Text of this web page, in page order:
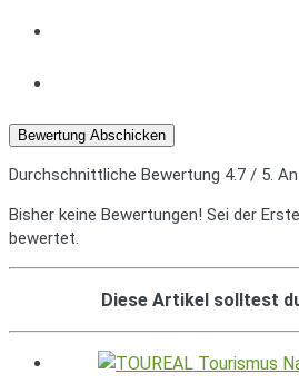
Bewertung Abschicken
Durchschnittliche Bewertung 4.7 / 5.
Bisher keine Bewertungen! Sei der
bewertet.
Diese Artikel solltest